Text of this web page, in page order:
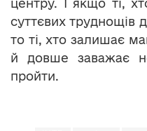
центру. І якщо ті,
суттєвих труднощів
то ті, хто залишає
й довше заважає
пройти.